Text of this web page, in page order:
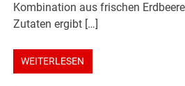
Kombination aus frischen
Zutaten ergibt […]
WEITERLESEN